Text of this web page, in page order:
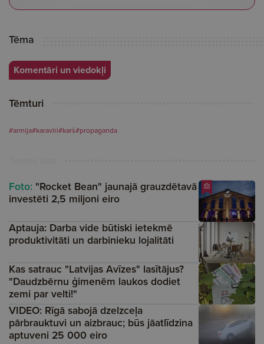
Tēma
Komentāri un viedokļi
Tēmturi
#armija#karavīri#karš#propaganda
Foto: "Rocket Bean" jaunajā grauzdētavā
investēti 2,5 miljoni eiro
Aptauja: Darba vide būtiski ietekmē
produktivitāti un darbinieku lojalitāti
Kas satrauc "Latvijas Avīzes" lasītājus?
"Daudzbērnu ģimenēm laukos dodiet
zemi par velti!"
VIDEO: Rīgā sabojā dzelzceļa
pārbrauktuvi un aizbrauc; būs jāatlīdzina
aptuveni 25 000 eiro